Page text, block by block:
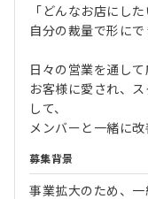
「どんなお店にし
自分の裁量で形にで
日々の営業を通し
お客様に愛され、
して、
メンバーと一緒に
募集背景
事業拡大のため、